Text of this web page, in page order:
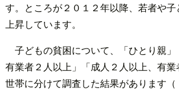
す。ところが２０１２年以降、若者や
上昇しています。
子どもの貧困について、「ひとり親」
有業者２人以上」「成人２人以上、有
世帯に分けて調査した結果があります